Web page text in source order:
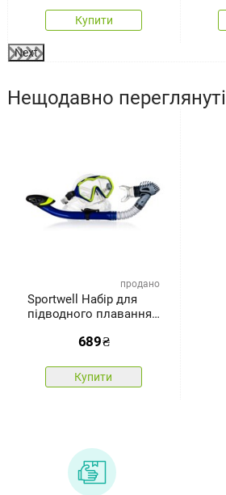
Купити
Next
Нещодавно переглянуті
продано
Sportwell Набір для
підводного плавання
чорно-жовтий
689₴
Купити